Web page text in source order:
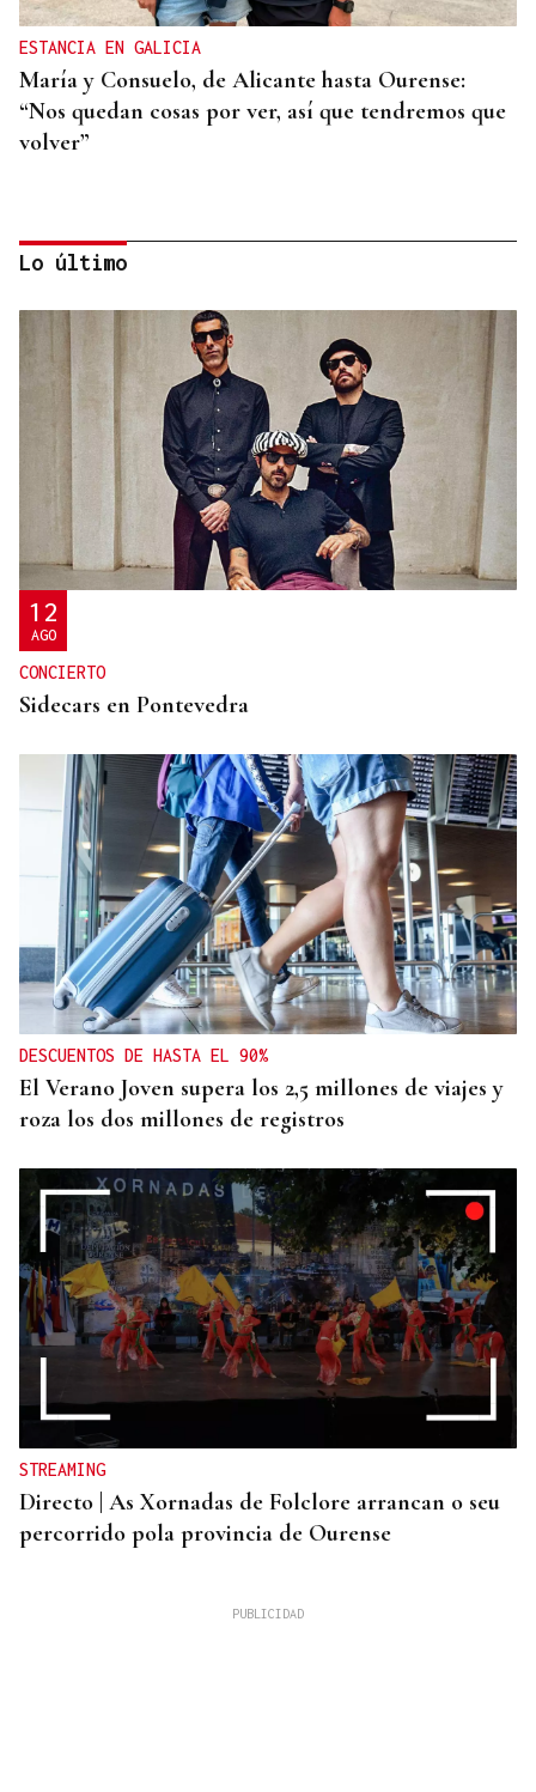
ESTANCIA EN GALICIA
María y Consuelo, de Alicante hasta Ourense:
“Nos quedan cosas por ver, así que tendremos que
volver”
EN VASO O EN TAZA
Cinco cafeterías en Ourense para disfrutar de un
buen café
Lo último
12
AGO
CONCIERTO
Sidecars en Pontevedra
DESCUENTOS DE HASTA EL 90%
El Verano Joven supera los 2,5 millones de viajes y
roza los dos millones de registros
STREAMING
Directo | As Xornadas de Folclore arrancan o seu
percorrido pola provincia de Ourense